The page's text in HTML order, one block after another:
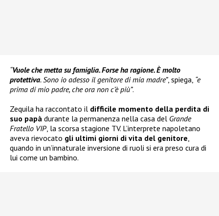
“Vuole che metta su famiglia. Forse ha ragione. È molto
protettiva. Sono io adesso il genitore di mia madre”, spiega, “e
prima di mio padre, che ora non c’è più”.
Zequila ha raccontato il difficile momento della perdita di
suo papà durante la permanenza nella casa del Grande
Fratello VIP, la scorsa stagione TV. L’interprete napoletano
aveva rievocato gli ultimi giorni di vita del genitore,
quando in un’innaturale inversione di ruoli si era preso cura di
lui come un bambino.